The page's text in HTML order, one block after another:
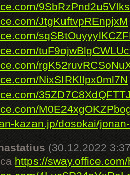
JtgKuftvpREnpjxM
NixSIRKlIpx0ml7N
kazan.jp/dosokai/
(30.12.2022
https://